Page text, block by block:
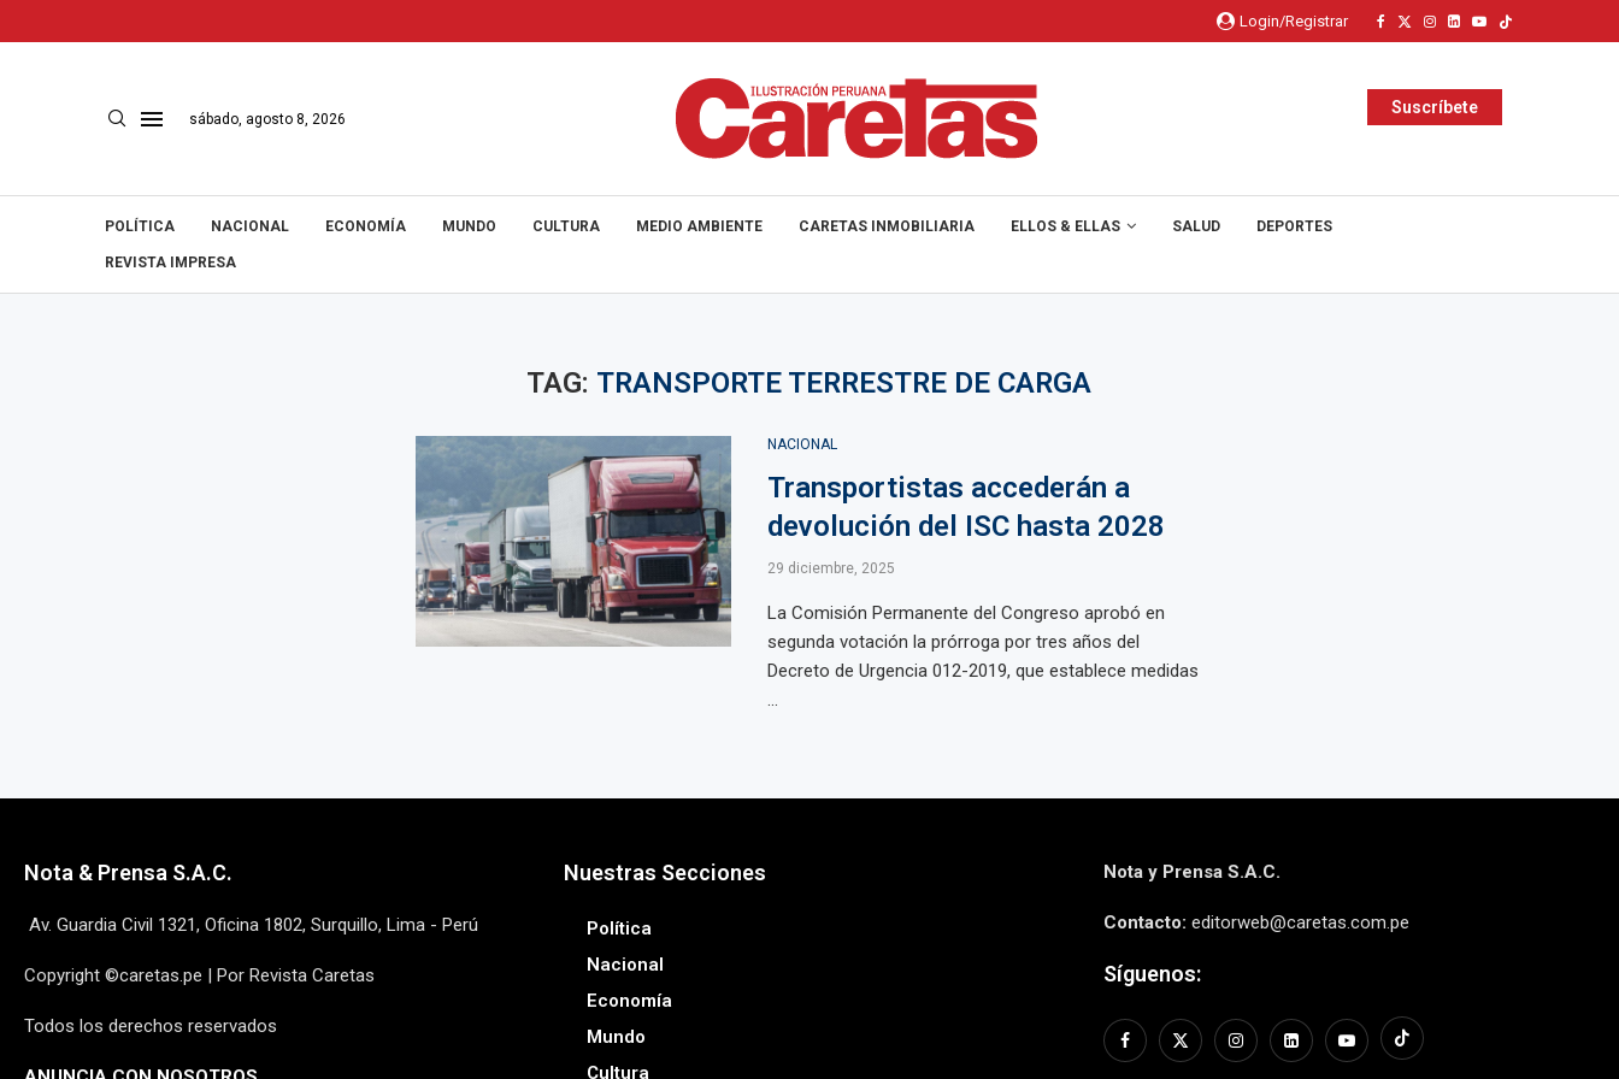
Login/Registrar
sábado, agosto 8, 2026
Suscríbete
POLÍTICA NACIONAL ECONOMÍA MUNDO CULTURA MEDIO AMBIENTE CARETAS INMOBILIARIA ELLOS & ELLAS SALUD DEPORTES
REVISTA IMPRESA
TAG: TRANSPORTE TERRESTRE DE CARGA
NACIONAL
Transportistas accederán a
devolución del ISC hasta 2028
29 diciembre, 2025
La Comisión Permanente del Congreso aprobó en
segunda votación la prórroga por tres años del
Decreto de Urgencia 012-2019, que establece medidas
...
Nota & Prensa S.A.C.
Av. Guardia Civil 1321, Oficina 1802, Surquillo, Lima - Perú
Copyright ©caretas.pe | Por Revista Caretas
Todos los derechos reservados
Nuestras Secciones
Política
Nacional
Economía
Mundo
Cultura
Nota y Prensa S.A.C.
Contacto: editorweb@caretas.com.pe
Síguenos: